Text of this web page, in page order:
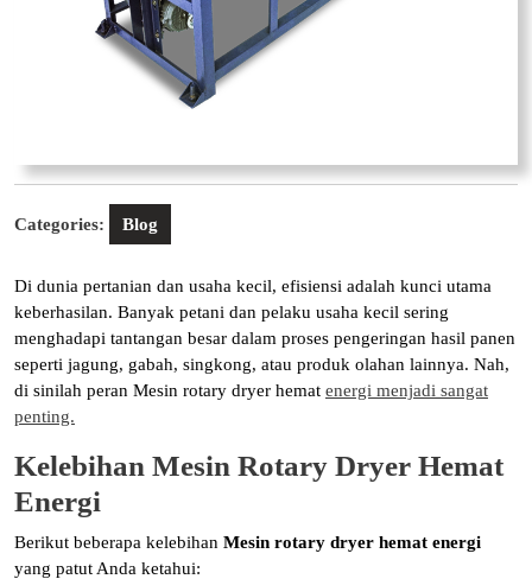
Categories: Blog
Di dunia pertanian dan usaha kecil, efisiensi adalah kunci utama
keberhasilan. Banyak petani dan pelaku usaha kecil sering
menghadapi tantangan besar dalam proses pengeringan hasil panen
seperti jagung, gabah, singkong, atau produk olahan lainnya. Nah,
di sinilah peran Mesin rotary dryer hemat energi menjadi sangat
penting.
Kelebihan Mesin Rotary Dryer Hemat
Energi
Berikut beberapa kelebihan Mesin rotary dryer hemat energi
yang patut Anda ketahui: